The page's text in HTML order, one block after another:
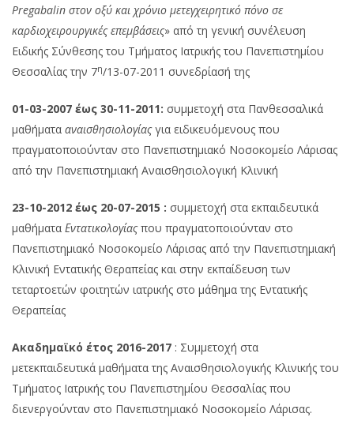
Pregabalin στον οξύ και χρόνιο μετεγχειρητικό πόνο σε
καρδιοχειρουργικές επεμβάσεις» από τη γενική συνέλευση
Ειδικής Σύνθεσης του Τμήματος Ιατρικής του Πανεπιστημίου
Θεσσαλίας την 7η/13-07-2011 συνεδρίασή της
01-03-2007 έως 30-11-2011: συμμετοχή στα Πανθεσσαλικά
μαθήματα αναισθησιολογίαςγια ειδικευόμενους που
πραγματοποιούνταν στο Πανεπιστημιακό Νοσοκομείο Λάρισας
από την Πανεπιστημιακή Αναισθησιολογική Κλινική
23-10-2012 έως 20-07-2015 : συμμετοχή στα εκπαιδευτικά
μαθήματα Εντατικολογίαςπου πραγματοποιούνταν στο
Πανεπιστημιακό Νοσοκομείο Λάρισας από την Πανεπιστημιακή
Κλινική Εντατικής Θεραπείας και στην εκπαίδευση των
τεταρτοετών φοιτητών ιατρικής στο μάθημα της Εντατικής
Θεραπείας
Ακαδημαϊκό έτος 2016-2017 : Συμμετοχή στα
μετεκπαιδευτικά μαθήματα της Αναισθησιολογικής Κλινικής του
Τμήματος Ιατρικής του Πανεπιστημίου Θεσσαλίας που
διενεργούνταν στο Πανεπιστημιακό Νοσοκομείο Λάρισας.